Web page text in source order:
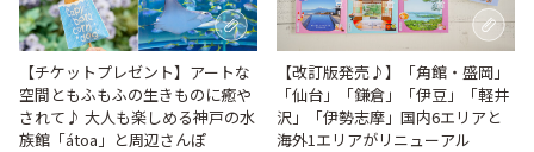
【チケットプレゼント】アートな
空間ともふもふの生きものに癒や
されて♪ 大人も楽しめる神戸の水
族館「átoa」と周辺さんぽ
【改訂版発売♪】「角館・盛岡」
「仙台」「鎌倉」「伊豆」「軽井
沢」「伊勢志摩」国内6エリアと
海外1エリアがリニューアル